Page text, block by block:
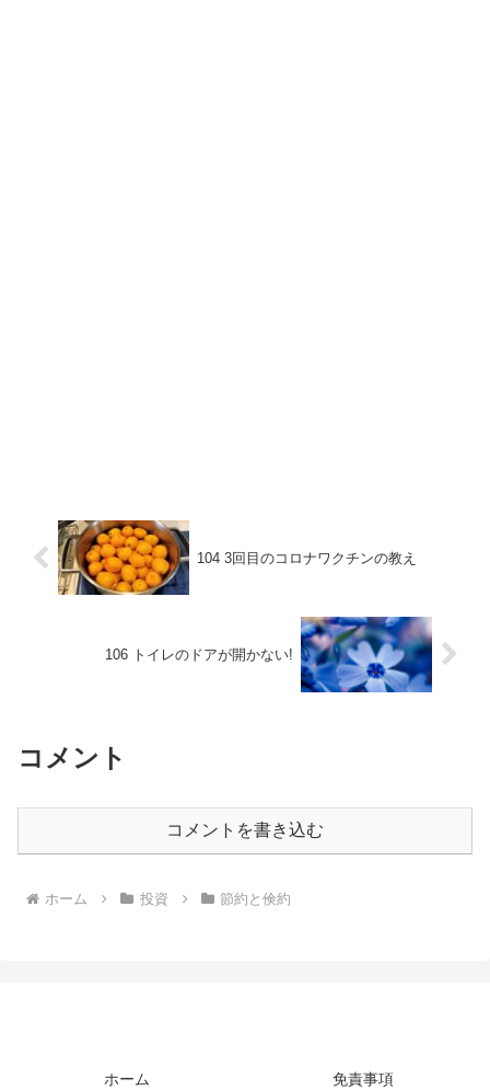
104 3回目のコロナワクチンの教え
106 トイレのドアが開かない!
コメント
コメントを書き込む
ホーム 投資 節約と倹約
ホーム
免責事項